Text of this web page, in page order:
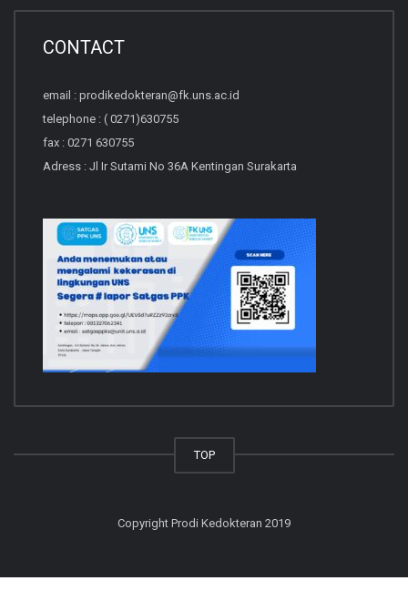
CONTACT
email : prodikedokteran@fk.uns.ac.id
telephone : ( 0271)630755
fax : 0271 630755
Adress : Jl Ir Sutami No 36A Kentingan Surakarta
TOP
Copyright Prodi Kedokteran 2019